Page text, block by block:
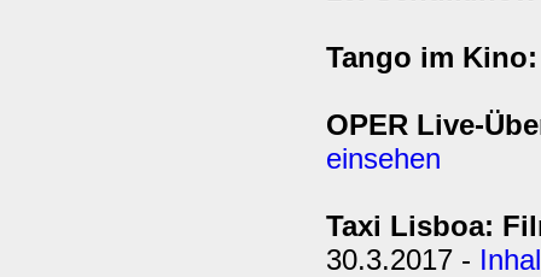
Tango im Kino:
OPER Live-
einsehen
Taxi Lisboa:
30.3.2017 -